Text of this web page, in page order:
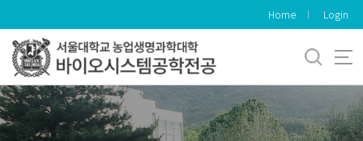
로
메
뉴
Home Login